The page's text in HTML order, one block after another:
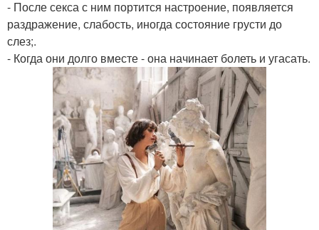
- После секса с ним портится настроение, появляется
раздражение, слабость, иногда состояние грусти до
слез;.
- Когда они долго вместе - она начинает болеть и угасать.